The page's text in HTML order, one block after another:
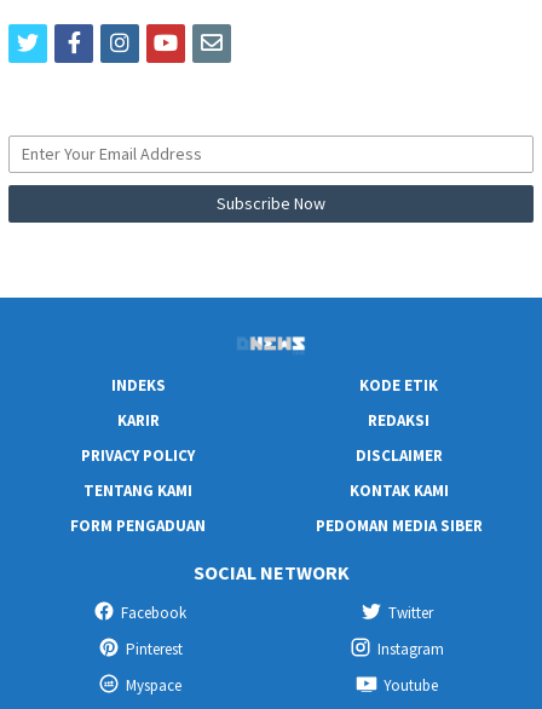
twitterfacebookinstagram
youtubeemail
INDEKS
KODE ETIK
KARIR
REDAKSI
PRIVACY POLICY
DISCLAIMER
TENTANG KAMI
KONTAK KAMI
FORM PENGADUAN
PEDOMAN MEDIA SIBER
SOCIAL NETWORK
Facebook
Twitter
Pinterest
Instagram
Myspace
Youtube